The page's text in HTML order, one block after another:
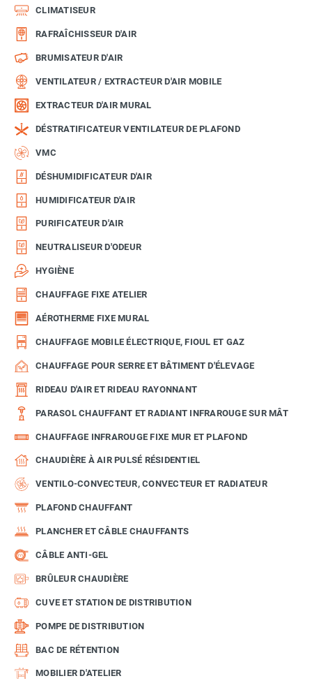
CLIMATISEUR
RAFRAÎCHISSEUR D'AIR
BRUMISATEUR D'AIR
VENTILATEUR / EXTRACTEUR D'AIR MOBILE
EXTRACTEUR D'AIR MURAL
DÉSTRATIFICATEUR VENTILATEUR DE PLAFOND
VMC
DÉSHUMIDIFICATEUR D'AIR
HUMIDIFICATEUR D'AIR
PURIFICATEUR D'AIR
NEUTRALISEUR D'ODEUR
HYGIÈNE
CHAUFFAGE FIXE ATELIER
AÉROTHERME FIXE MURAL
CHAUFFAGE MOBILE ÉLECTRIQUE, FIOUL ET GAZ
CHAUFFAGE POUR SERRE ET BÂTIMENT D'ÉLEVAGE
RIDEAU D'AIR ET RIDEAU RAYONNANT
PARASOL CHAUFFANT ET RADIANT INFRAROUGE SUR MÂT
CHAUFFAGE INFRAROUGE FIXE MUR ET PLAFOND
CHAUDIÈRE À AIR PULSÉ RÉSIDENTIEL
VENTILO-CONVECTEUR, CONVECTEUR ET RADIATEUR
PLAFOND CHAUFFANT
PLANCHER ET CÂBLE CHAUFFANTS
CÂBLE ANTI-GEL
BRÛLEUR CHAUDIÈRE
CUVE ET STATION DE DISTRIBUTION
POMPE DE DISTRIBUTION
BAC DE RÉTENTION
MOBILIER D'ATELIER